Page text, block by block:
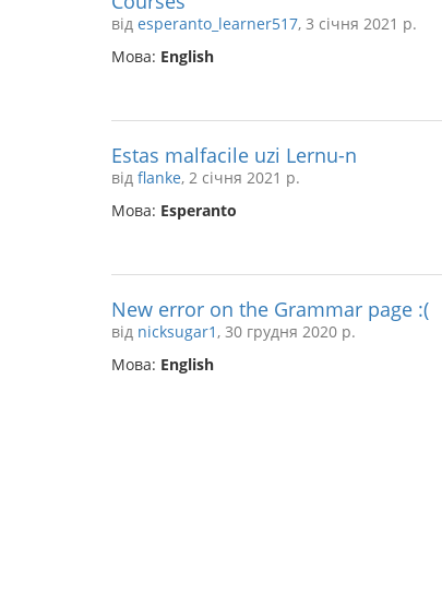
від esperanto_learner517, 3 січня 2021 р.
Мова: English
Estas malfacile uzi Lernu-n
від flanke, 2 січня 2021 р.
Мова: Esperanto
New error on the Grammar page :(
від nicksugar1 , 30 грудня 2020 р.
Мова: English